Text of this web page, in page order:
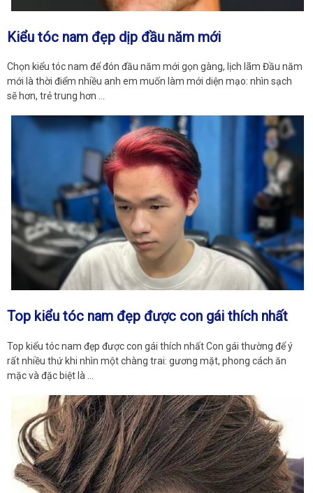
Kiểu tóc nam đẹp dịp đầu năm mới
Chọn kiểu tóc nam để đón đầu năm mới gọn gàng, lịch lãm Đầu năm
mới là thời điểm nhiều anh em muốn làm mới diện mạo: nhìn sạch
sẽ hơn, trẻ trung hơn …
Top kiểu tóc nam đẹp được con gái thích nhất
Top kiểu tóc nam đẹp được con gái thích nhất Con gái thường để ý
rất nhiều thứ khi nhìn một chàng trai: gương mặt, phong cách ăn
mặc và đặc biệt là …